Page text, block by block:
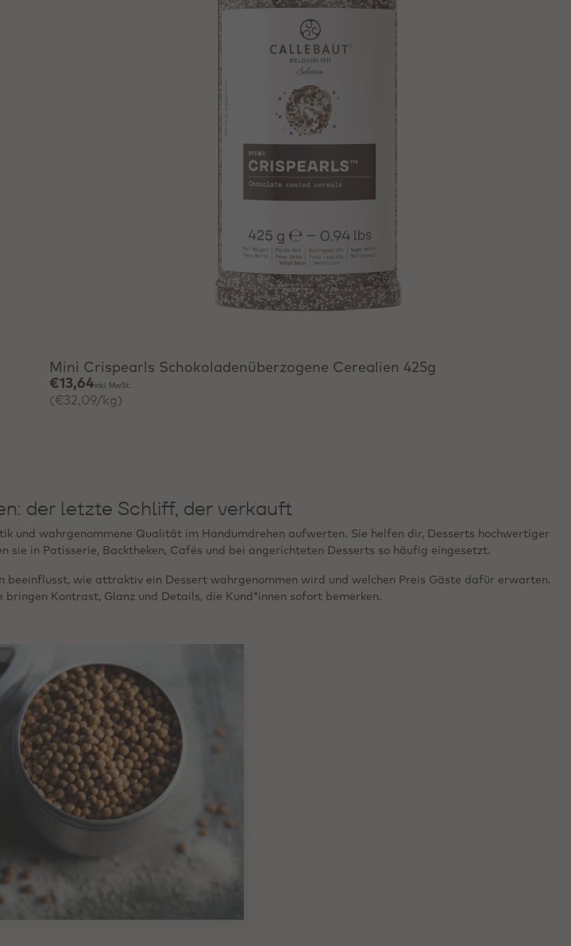
Mini Crispearls Schokoladenüberzogene Cerealien 425g
€13,64 inkl. MwSt.
(€32,09/kg)
der letzte Schliff, der verkauft
und wahrgenommene Qualität im Handumdrehen aufwerten. Sie helfen dir, Desserts hochwertiger
sie in Patisserie, Backtheken, Cafés und bei angerichteten Desserts so häufig eingesetzt.
wie attraktiv ein Dessert wahrgenommen wird und welchen Preis Gäste dafür erwarten.
Kontrast, Glanz und Details, die Kund*innen sofort bemerken.